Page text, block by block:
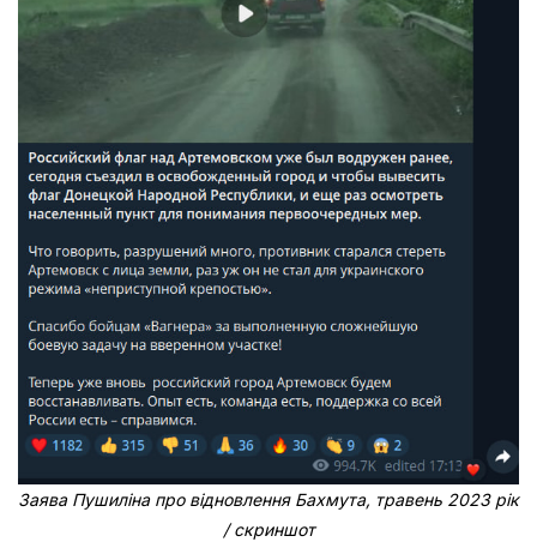
Заява Пушиліна про відновлення Бахмута, травень 2023 рік
/ скриншот